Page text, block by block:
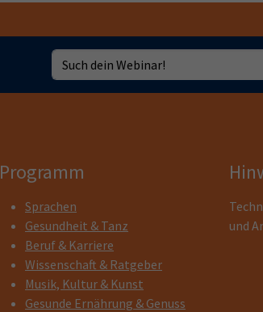
Programm
Sprachen
Gesundheit & Tanz
Beruf & Karriere
Wissenschaft & Ratgeber
Musik, Kultur & Kunst
Gesunde Ernährung & Genuss
und